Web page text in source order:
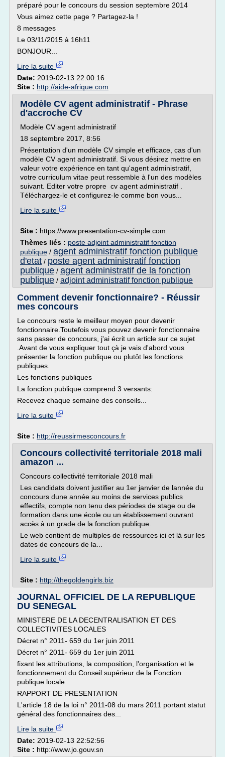
préparé pour le concours du session septembre 2014
Vous aimez cette page ? Partagez-la !
8 messages
Le 03/11/2015 à 16h11
BONJOUR...
Lire la suite
Date: 2019-02-13 22:00:16
Site : http://aide-afrique.com
Modèle CV agent administratif - Phrase
d'accroche CV
Modèle CV agent administratif
18 septembre 2017, 8:56
Présentation d'un modèle CV simple et efficace, cas d'un
modèle CV agent administratif. Si vous désirez mettre en
valeur votre expérience en tant qu'agent administratif,
votre curriculum vitae peut ressemble à l'un des modèles
suivant. Editer votre propre cv agent administratif .
Téléchargez-le et configurez-le comme bon vous...
Lire la suite
Site : https://www.presentation-cv-simple.com
Thèmes liés : poste adjoint administratif fonction
publique / agent administratif fonction publique
d'etat / poste agent administratif fonction
publique / agent administratif de la fonction
publique / adjoint administratif fonction publique
Comment devenir fonctionnaire? - Réussir
mes concours
Le concours reste le meilleur moyen pour devenir
fonctionnaire.Toutefois vous pouvez devenir fonctionnaire
sans passer de concours, j'ai écrit un article sur ce sujet
.Avant de vous expliquer tout çà je vais d'abord vous
présenter la fonction publique ou plutôt les fonctions
publiques.
Les fonctions publiques
La fonction publique comprend 3 versants:
Recevez chaque semaine des conseils...
Lire la suite
Site : http://reussirmesconcours.fr
Concours collectivité territoriale 2018 mali
amazon ...
Concours collectivité territoriale 2018 mali
Les candidats doivent justifier au 1er janvier de lannée du
concours dune année au moins de services publics
effectifs, compte non tenu des périodes de stage ou de
formation dans une école ou un établissement ouvrant
accès à un grade de la fonction publique.
Le web contient de multiples de ressources ici et là sur les
dates de concours de la...
Lire la suite
Site : http://thegoldengirls.biz
JOURNAL OFFICIEL DE LA REPUBLIQUE
DU SENEGAL
MINISTERE DE LA DECENTRALISATION ET DES
COLLECTIVITES LOCALES
Décret n° 2011- 659 du 1er juin 2011
Décret n° 2011- 659 du 1er juin 2011
fixant les attributions, la composition, l'organisation et le
fonctionnement du Conseil supérieur de la Fonction
publique locale
RAPPORT DE PRESENTATION
L'article 18 de la loi n° 2011-08 du mars 2011 portant statut
général des fonctionnaires des...
Lire la suite
Date: 2019-02-13 22:52:56
Site : http://www.jo.gouv.sn